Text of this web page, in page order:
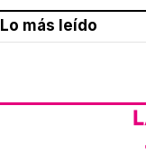
Lo más leído